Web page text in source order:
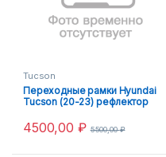
Tucson
Переходные рамки Hyundai
Tucson (20-23) рефлектор
4500,00 ₽ 5500,00₽